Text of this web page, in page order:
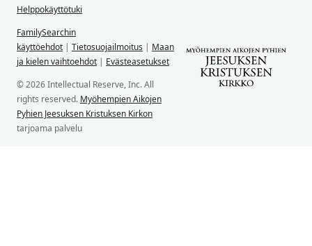
Helppokäyttötuki
FamilySearchin
käyttöehdot | Tietosuojailmoitus | Maan
ja kielen vaihtoehdot | Evästeasetukset
© 2026 Intellectual Reserve, Inc. All
rights reserved. Myöhempien Aikojen
Pyhien Jeesuksen Kristuksen Kirkon
tarjoama palvelu